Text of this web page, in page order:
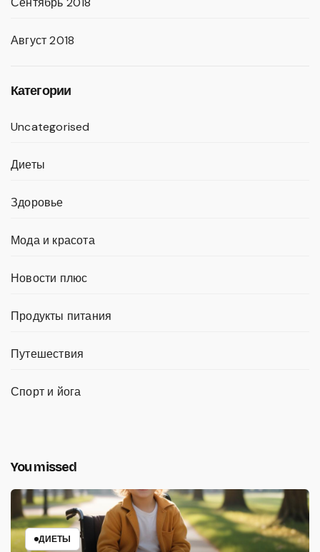
Август 2018
Категории
Uncategorised
Диеты
Здоровье
Мода и красота
Новости плюс
Продукты питания
Путешествия
Спорт и йога
You missed
ДИЕТЫ